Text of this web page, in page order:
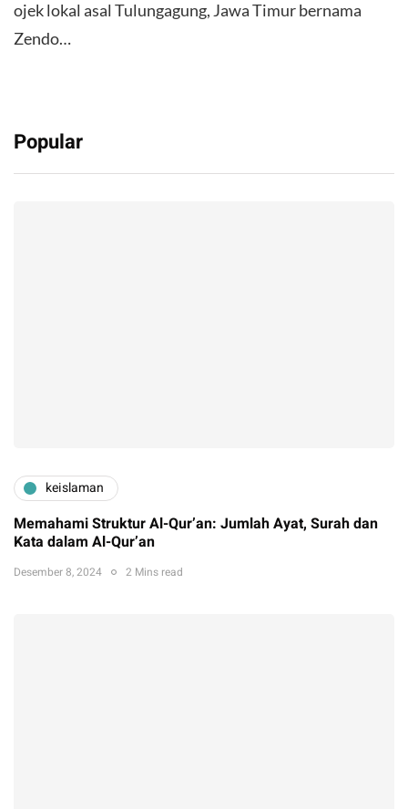
ojek lokal asal Tulungagung, Jawa Timur bernama
Zendo…
Popular
keislaman
Memahami Struktur Al-Qur’an: Jumlah Ayat, Surah dan
Kata dalam Al-Qur’an
Desember 8, 2024 2 Mins read